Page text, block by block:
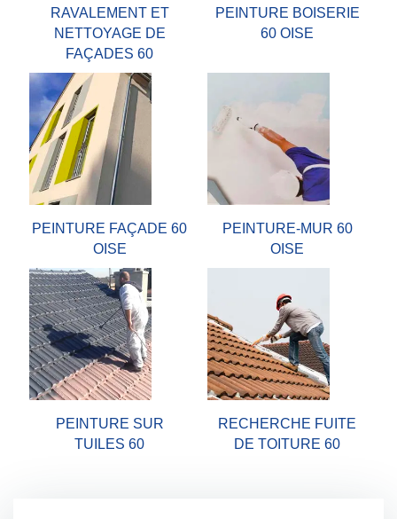
RAVALEMENT ET
NETTOYAGE DE
FAÇADES 60
PEINTURE BOISERIE
60 OISE
PEINTURE FAÇADE 60
OISE
PEINTURE-MUR 60
OISE
PEINTURE SUR
TUILES 60
RECHERCHE FUITE
DE TOITURE 60